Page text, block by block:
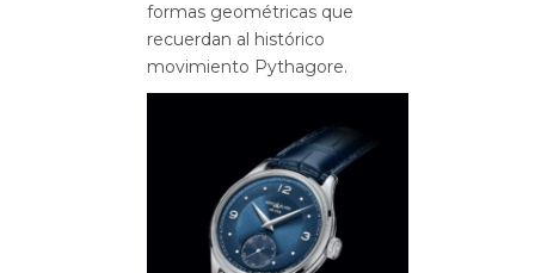
formas geométricas que
recuerdan al histórico
movimiento Pythagore.